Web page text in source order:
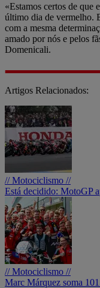
«Estamos certos de que
último dia de vermelho.
com a mesma
amado por nós e pelos
Domenicali.
Artigos Relacionados:
// Motociclismo //
Está decidido: MotoGP
// Motociclismo //
Marc Márquez soma